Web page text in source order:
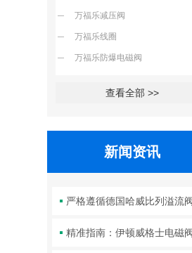
万福乐减压阀
万福乐线圈
万福乐防爆电磁阀
查看全部 >>
新闻资讯